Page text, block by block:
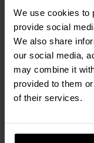
We use cookies to
provide social
We also share
our social media,
may combine it
provided to them
of their services.